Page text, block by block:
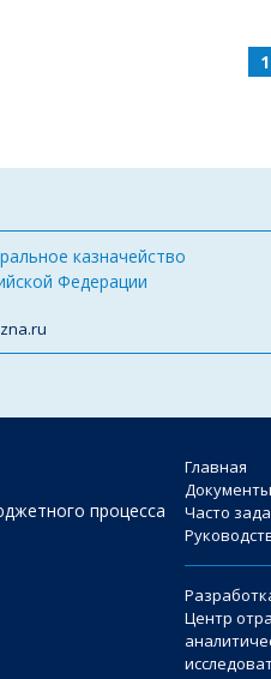
1
казначейство
Федерации
процесса
Главная
Часто
Центр